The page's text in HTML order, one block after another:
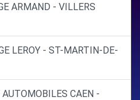
ARMAND - VILLERS
LEROY - ST-MARTIN-DE-
CAEN -